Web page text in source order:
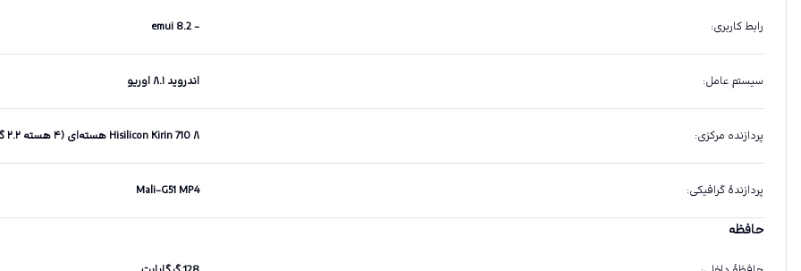
رابط کاربری:
- emui 8.2
سیستم عامل: اندروید ۸.۱ اوریو
پردازنده مرکزی: Hisilicon Kirin 710 ۸ هسته‌ای (۴ هسته ۲.۲ گیگاهرتزی و ۴ هسته ۱.۷ گیگاهرتزی)
پردازندهٔ گرافیکی:
Mali-G51 MP4
حافظه